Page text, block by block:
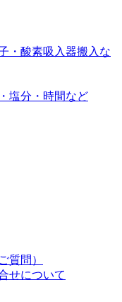
・酸素吸入器搬入な
塩分・時間など
質問）
せについて